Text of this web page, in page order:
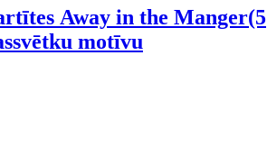
Away in the Manger(5
motīvu